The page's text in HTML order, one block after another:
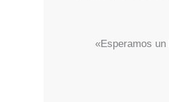
«Esperamos